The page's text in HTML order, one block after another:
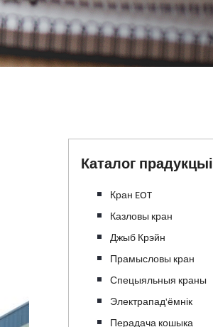
Каталог прадукцыі
Кран EOT
Казловы кран
Джыб Крэйн
Прамысловы кран
Спецыяльныя краны
Электрапад'ёмнік
Перадача кошыка